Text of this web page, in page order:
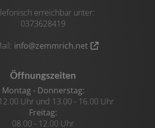
erreichbar unter:
0373628419
info@zemmrich.net
Öffnungszeiten
Montag - Donnerstag:
Uhr und 13.00 - 16.00 Uhr
Freitag:
08.00 - 12.00 Uhr